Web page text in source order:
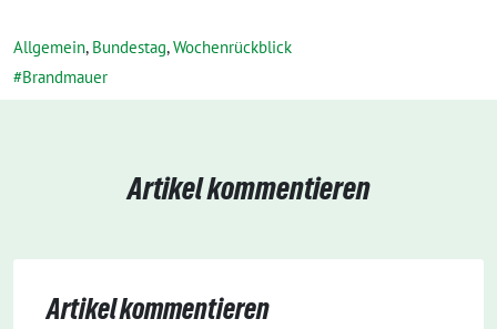
anzeigen
Allgemein, Bundestag,Wochenrückblick
Brandmauer
Artikel kommentieren
Artikel kommentieren